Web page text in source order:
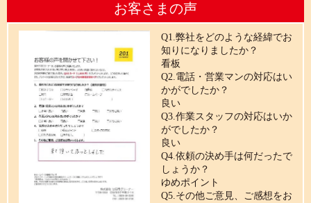
お客さまの声
Q1.弊社をどのような経緯でお
知りになりましたか？
看板
Q2.電話・営業マンの対応はい
かがでしたか？
良い
Q3.作業スタッフの対応はいか
がでしたか？
良い
Q4.依頼の決め手は何だったで
しょうか？
ゆめポイント
Q5.その他ご意見、ご感想をお